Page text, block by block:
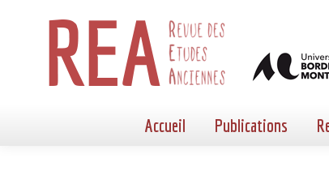
Accueil Publications